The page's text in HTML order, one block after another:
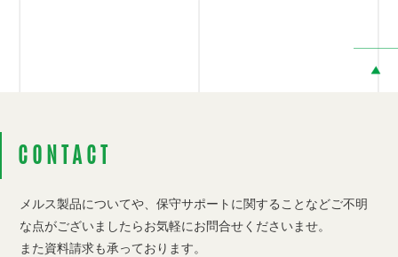
CONTACT
メルス製品についてや、保守サポートに関することなどご不明
な点がございましたらお気軽にお問合せくださいませ。
また資料請求も承っております。